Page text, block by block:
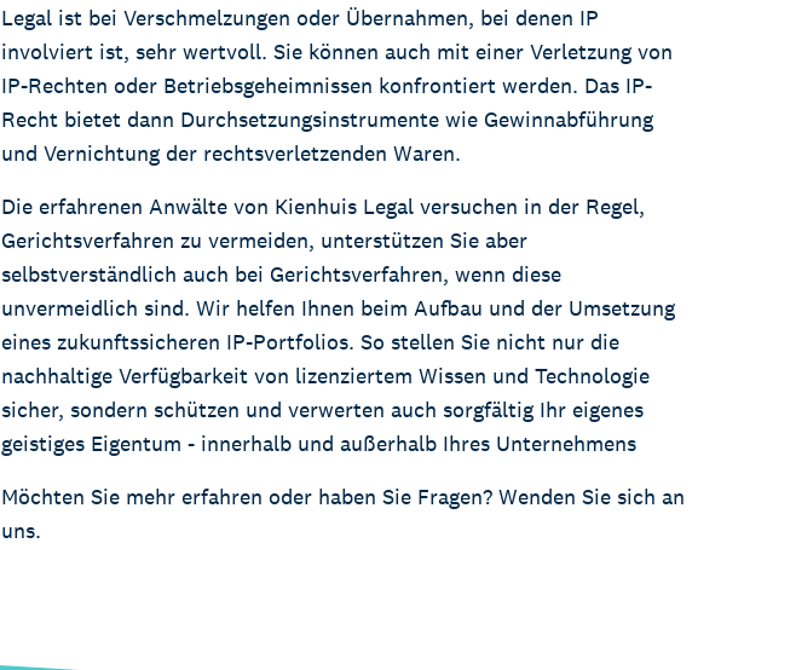
Legal ist bei Verschmelzungen oder Übernahmen, bei denen IP
involviert ist, sehr wertvoll. Sie können auch mit einer Verletzung von
IP-Rechten oder Betriebsgeheimnissen konfrontiert werden. Das IP-
Recht bietet dann Durchsetzungsinstrumente wie Gewinnabführung
und Vernichtung der rechtsverletzenden Waren.
Die erfahrenen Anwälte von Kienhuis Legal versuchen in der Regel,
Gerichtsverfahren zu vermeiden, unterstützen Sie aber
selbstverständlich auch bei Gerichtsverfahren, wenn diese
unvermeidlich sind. Wir helfen Ihnen beim Aufbau und der Umsetzung
eines zukunftssicheren IP-Portfolios. So stellen Sie nicht nur die
nachhaltige Verfügbarkeit von lizenziertem Wissen und Technologie
sicher, sondern schützen und verwerten auch sorgfältig Ihr eigenes
geistiges Eigentum - innerhalb und außerhalb Ihres Unternehmens
Möchten Sie mehr erfahren oder haben Sie Fragen? Wenden Sie sich an
uns.